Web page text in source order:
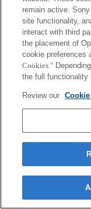
I rumori dovuti al
interno.
Outside the A (Aperture
shutter speed and the
La funzione [Lens
In base alle condizioni
uniforme. Impostare la
Se viene inserito un
funzione MF assist non
Magnifier] o [MF Assist]
remain active.
site functionality,
interact with third
the placement of
cookie preferences
Cookies."
the full functionality
Review our